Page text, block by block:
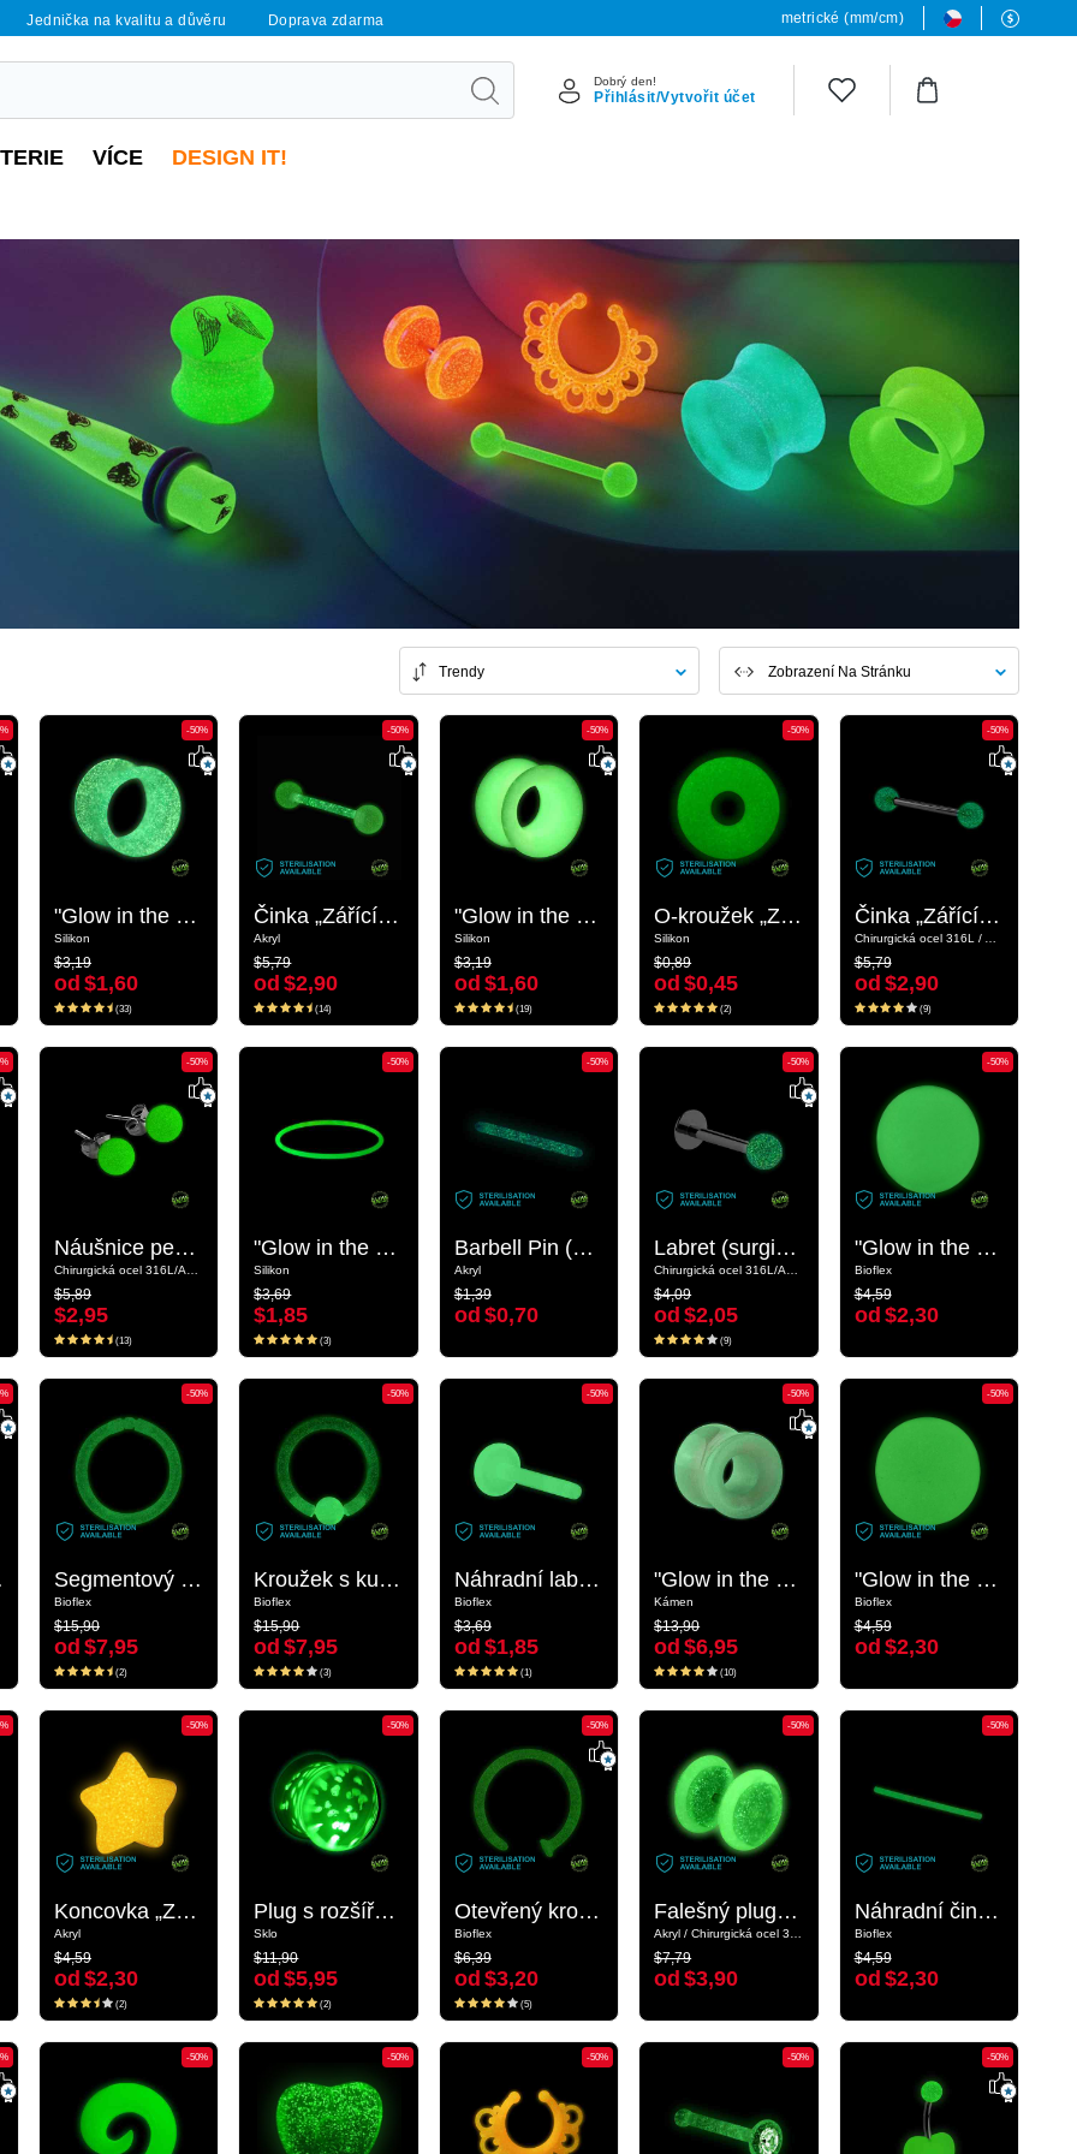
Jednička na kvalitu a důvěru Doprava zdarma metrické (mm/cm)
Dobrý den!
Přihlásit/Vytvořit účet
VÍCE DESIGN IT!
Trendy Zobrazení Na Stránku
-50%
"Glow in the dark" double flared tunnel (silicone, various colours)
Silikon
$3,19
od$1,60
-50%
"Glow in the dark" double flared tunnel (silicone, various colours)
Silikon
$3,19
od $1,60
(33)
-50%
Činka „Zářící ve tmě“
Akryl
$5,79
od$2,90
-50%
Činka „Zářící ve tmě“
Akryl
$5,79
od $2,90
(14)
-50%
"Glow in the dark" double flared tunnel (silicone, various colours)
Silikon
$3,19
od$1,60
-50%
"Glow in the dark" double flared tunnel (silicone, various colours)
Silikon
$3,19
od $1,60
(19)
-50%
O-kroužek „Zářící ve tmě“
Silikon
$0,89
od$0,45
-50%
O-kroužek „Zářící ve tmě“
Silikon
$0,89
od $0,45
(2)
-50%
Činka „Zářící ve tmě“ s kuličkami
Chirurgická ocel 316L / Akryl
$5,79
od$2,90
-50%
Činka „Zářící ve tmě“ s kuličkami
$5,79
od $2,90
(9)
-50%
Náušnice pecky „Zářící ve tmě“
Chirurgická ocel 316L/Akryl
$5,89
$2,95
-50%
Náušnice pecky „Zářící ve tmě“
$5,89
$2,95
(13)
-50%
"Glow in the Dark" Wristband
Silikon
$3,69
$1,85
-50%
"Glow in the Dark" Wristband
Silikon
$3,69
$1,85
(3)
-50%
Barbell Pin (acrylic, various colours)
Akryl
$1,39
od$0,70
-50%
Barbell Pin (acrylic, various colours)
Akryl
$1,39
od $0,70
-50%
Labret (surgical steel, silver, shiny finish) s Koncovkou „Zářící ve tmě“
Chirurgická ocel 316L/Akryl
$4,09
od$2,05
-50%
Labret (surgical steel, silver, shiny finish) s Koncovkou „Zářící ve tmě“
$4,09
od $2,05
(9)
-50%
"Glow in the Dark" Push-Fit Ball
Bioflex
$4,59
od$2,30
-50%
"Glow in the Dark" Push-Fit Ball
Bioflex
$4,59
od $2,30
tmě“
-50%
Segmentový kroužek „Zářící ve tmě“ (bioflex, transparentní)
Bioflex
$15,90
od$7,95
-50%
Segmentový kroužek „Zářící ve tmě“ (bioflex, transparentní)
Bioflex
$15,90
od $7,95
(2)
-50%
Kroužek s kuličkou „Zářící ve tmě“ (bioflex, transparentní)
Bioflex
$15,90
od$7,95
-50%
Kroužek s kuličkou „Zářící ve tmě“ (bioflex, transparentní)
Bioflex
$15,90
od $7,95
(3)
-50%
Náhradní labreta „Zářící ve tmě“
Bioflex
$3,69
od$1,85
-50%
Náhradní labreta „Zářící ve tmě“
Bioflex
$3,69
od $1,85
(1)
-50%
"Glow in the dark" double flared tunnel (stone, various colours)
Kámen
$13,90
od$6,95
-50%
"Glow in the dark" double flared tunnel (stone, various colours)
Kámen
$13,90
od $6,95
(10)
-50%
"Glow in the Dark" Push-Fit Ball s Koncovkou „Zářící ve tmě“
Bioflex
$4,59
od$2,30
-50%
"Glow in the Dark" Push-Fit Ball s Koncovkou „Zářící ve tmě“
Bioflex
$4,59
od $2,30
-50%
Koncovka „Zářící ve tmě“ pro 1,6mm tyčinky se závitem (akryl, různé barvy) s designem hvězda
Akryl
$4,59
od$2,30
-50%
Koncovka „Zářící ve tmě“ pro 1,6mm tyčinky se závitem (akryl, různé barvy) s designem hvězda
Akryl
$4,59
od $2,30
(2)
-50%
Plug s rozšířenými konci „Zářící ve tmě“ (sklo, různé barvy)
Sklo
$11,90
od$5,95
-50%
Plug s rozšířenými konci „Zářící ve tmě“ (sklo, různé barvy)
Sklo
$11,90
od $5,95
(2)
-50%
Otevřený kroužek do nosu „Zářící ve tmě“ (bioflex, transparentní)
Bioflex
$6,39
od$3,20
-50%
Otevřený kroužek do nosu „Zářící ve tmě“ (bioflex, transparentní)
Bioflex
$6,39
od $3,20
(5)
-50%
Falešný plug „zářící ve tmě“
Akryl / Chirurgická ocel 316L
$7,79
od$3,90
-50%
Falešný plug „zářící ve tmě“
$7,79
od $3,90
-50%
Náhradní činka „Zářící ve tmě“
Bioflex
$4,59
od$2,30
-50%
Náhradní činka „Zářící ve tmě“
Bioflex
$4,59
od $2,30
-50%
-50% -50%
-50% -50%
-50% -50%
-50% -50%
-50%